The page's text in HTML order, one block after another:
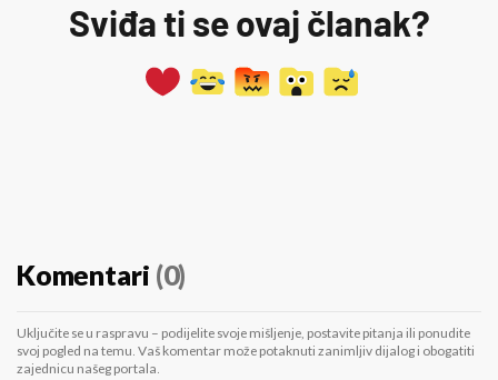
Sviđa ti se ovaj članak?
Komentari (0)
Uključite se u raspravu – podijelite svoje mišljenje, postavite pitanja ili ponudite
svoj pogled na temu. Vaš komentar može potaknuti zanimljiv dijalog i obogatiti
zajednicu našeg portala.